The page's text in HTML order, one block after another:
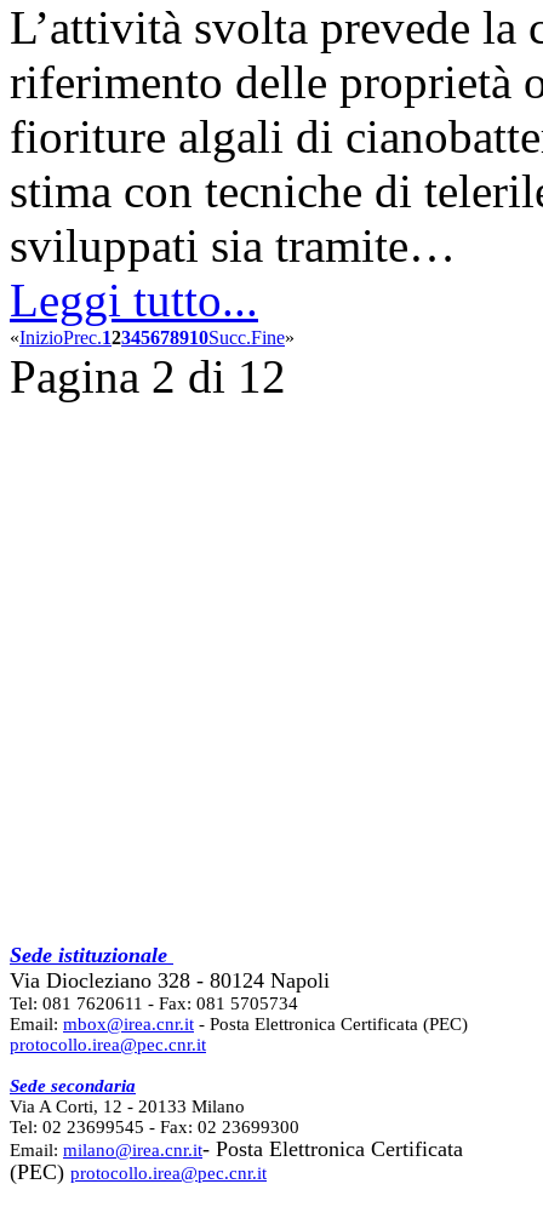
L’attività svolta prevede la
riferimento delle proprietà
fioriture algali di
stima con tecniche di
sviluppati sia tramite…
Leggi tutto...
«InizioPrec.12345678910Succ.Fine»
Pagina 2 di 12
Sede istituzionale
Via Diocleziano 328 - 80124 Napoli
Tel: 081 7620611 - Fax: 081 5705734
Email: mbox@irea.cnr.it - Posta Elettronica Certificata (PEC)
protocollo.irea@pec.cnr.it
Sede secondaria
Via A Corti, 12 - 20133 Milano
Tel: 02 23699545 - Fax: 02 23699300
Email: milano@irea.cnr.it- Posta Elettronica Certificata
(PEC) protocollo.irea@pec.cnr.it